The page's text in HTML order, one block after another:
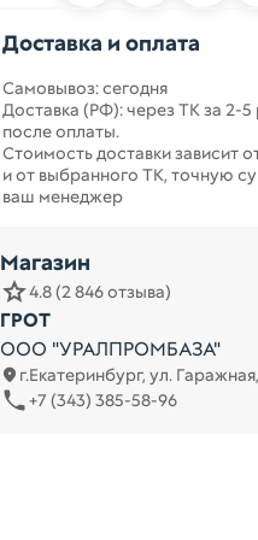
Доставка и оплата
Самовывоз: сегодня
Доставка (РФ): через ТК за 2-
после оплаты.
Стоимость доставки зависит
и от выбранного ТК, точную
ваш менеджер
Магазин
4.8 (2 846 отзыва)
ГРОТ
ООО "УРАЛПРОМБАЗА"
г.Екатеринбург, ул.
+7 (343) 385-58-96